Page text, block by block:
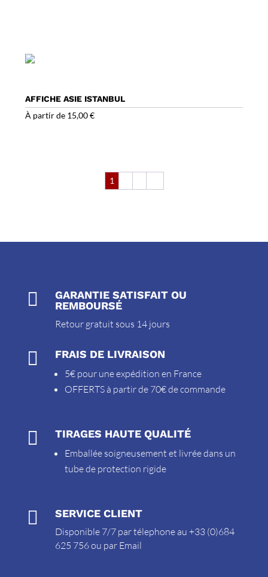
AFFICHE ASIE ISTANBUL
À partir de 15,00€
1

GARANTIE SATISFAIT OU
REMBOURSÉ
Retour gratuit sous 14 jours
 FRAIS DE LIVRAISON
5€ pour une expédition en France
OFFERTS à partir de 70€ de commande
 TIRAGES HAUTE QUALITÉ
Emballée soigneusement et livrée dans un
tube de protection rigide
 SERVICE CLIENT
Disponible 7/7 par télephone au +33 (0)684
625 756 ou par Email